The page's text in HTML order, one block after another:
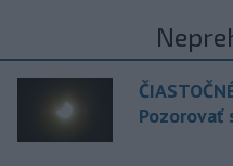
Pozorovať